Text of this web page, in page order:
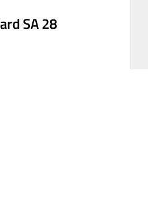
SA 28